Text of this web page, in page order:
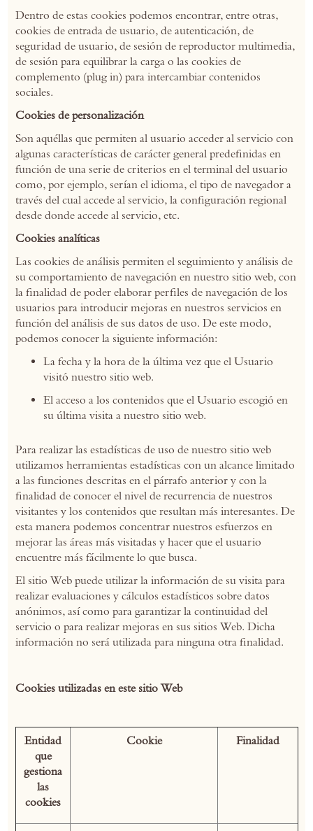
Dentro de estas cookies podemos encontrar, entre otras,
cookies de entrada de usuario, de autenticación, de
seguridad de usuario, de sesión de reproductor multimedia,
de sesión para equilibrar la carga o las cookies de
complemento (plug in) para intercambiar contenidos
sociales.
Cookies de personalización
Son aquéllas que permiten al usuario acceder al servicio con
algunas características de carácter general predefinidas en
función de una serie de criterios en el terminal del usuario
como, por ejemplo, serían el idioma, el tipo de navegador a
través del cual accede al servicio, la configuración regional
desde donde accede al servicio, etc.
Cookies analíticas
Las cookies de análisis permiten el seguimiento y análisis de
su comportamiento de navegación en nuestro sitio web, con
la finalidad de poder elaborar perfiles de navegación de los
usuarios para introducir mejoras en nuestros servicios en
función del análisis de sus datos de uso. De este modo,
podemos conocer la siguiente información:
La fecha y la hora de la última vez que el Usuario
visitó nuestro sitio web.
El acceso a los contenidos que el Usuario escogió en
su última visita a nuestro sitio web.
Para realizar las estadísticas de uso de nuestro sitio web
utilizamos herramientas estadísticas con un alcance limitado
a las funciones descritas en el párrafo anterior y con la
finalidad de conocer el nivel de recurrencia de nuestros
visitantes y los contenidos que resultan más interesantes. De
esta manera podemos concentrar nuestros esfuerzos en
mejorar las áreas más visitadas y hacer que el usuario
encuentre más fácilmente lo que busca.
El sitio Web puede utilizar la información de su visita para
realizar evaluaciones y cálculos estadísticos sobre datos
anónimos, así como para garantizar la continuidad del
servicio o para realizar mejoras en sus sitios Web. Dicha
información no será utilizada para ninguna otra finalidad.
Cookies utilizadas en este sitio Web
Entidad
que
gestiona
las
cookies
Cookie Finalidad